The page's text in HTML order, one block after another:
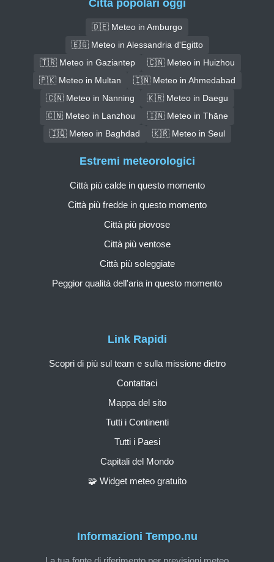
Città popolari oggi
🇩🇪 Meteo in Amburgo
🇪🇬 Meteo in Alessandria d'Egitto
🇹🇷 Meteo in Gaziantep
🇨🇳 Meteo in Huizhou
🇵🇰 Meteo in Multan
🇮🇳 Meteo in Ahmedabad
🇨🇳 Meteo in Nanning
🇰🇷 Meteo in Daegu
🇨🇳 Meteo in Lanzhou
🇮🇳 Meteo in Thāne
🇮🇶 Meteo in Baghdad
🇰🇷 Meteo in Seul
Informazioni Tempo.nu
Link Rapidi
Scopri di più sul team e sulla missione dietro
Contattaci
Mappa del sito
Tutti i Continenti
Tutti i Paesi
Capitali del Mondo
🧩 Widget meteo gratuito
Estremi meteorologici
Città più calde in questo momento
Città più fredde in questo momento
Città più piovose
Città più ventose
Città più soleggiate
Peggior qualità dell'aria in questo momento